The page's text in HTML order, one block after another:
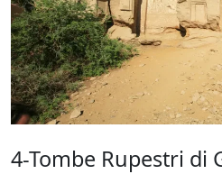
4-Tombe Rupestri di